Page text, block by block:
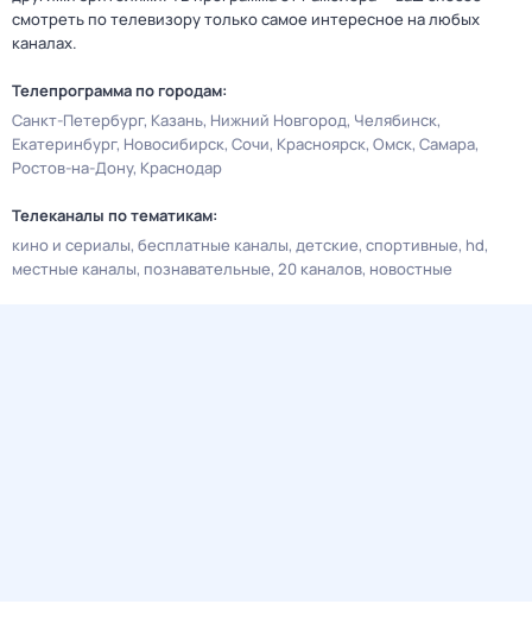
смотреть по телевизору только самое интересное на любых
каналах.
Телепрограмма по городам:
Санкт-Петербург Казань Нижний Новгород Челябинск
Екатеринбург Новосибирск Сочи Красноярск Омск Самара
Ростов-на-Дону Краснодар
Телеканалы по тематикам:
кино и сериалы бесплатные каналы детские спортивные hd
местные каналы познавательные 20 каналов новостные